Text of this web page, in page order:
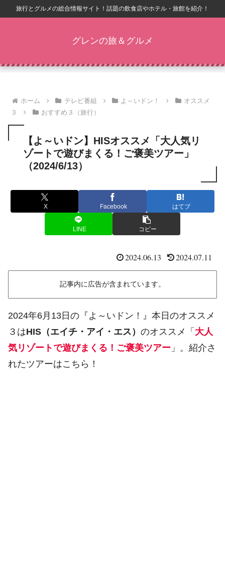
旅行とグルメの総合情報サイト！話題の飲食店やホテル・旅館を紹介！
グレンの旅＆グルメ
ホーム テレビ番組 よ～いドン！
オススメ
３
おすすめ３（旅行）
【よ～いドン】HISオススメ「大人気リ
ゾートで遊びまくる！ご褒美ツアー」
（2024/6/13）
X Facebook はてブ
LINE コピー
2024.06.13 2024.07.11
記事内に広告が含まれています。
2024年6月13日の『よ～いドン！』本日のオススメ
３はHIS（エイチ・アイ・エス） のオススメ「 大人
気リゾートで遊びまくる！ご褒美ツアー 」。紹介さ
れたツアーはこちら！